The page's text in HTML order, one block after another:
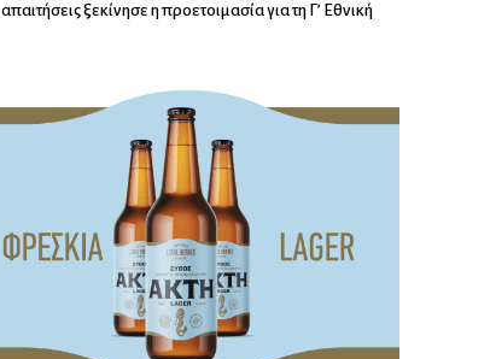
απαιτήσεις ξεκίνησε η προετοιμασία για τη Γ’ Εθνική